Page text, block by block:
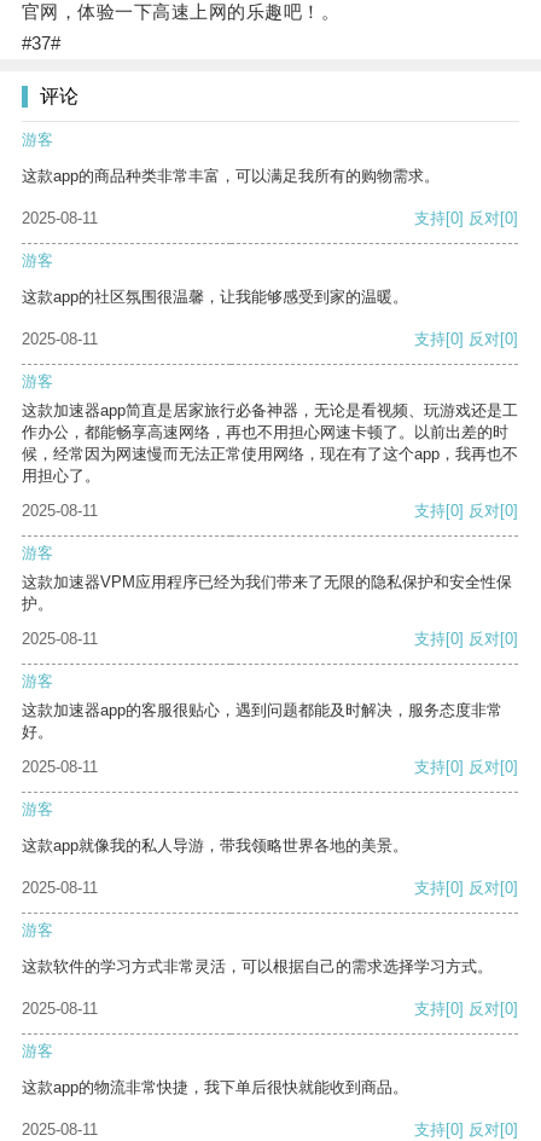
官网，体验一下高速上网的乐趣吧！。
#37#
评论
游客
这款app的商品种类非常丰富，可以满足我所有的购物需求。
2025-08-11 支持[0] 反对[0]
游客
这款app的社区氛围很温馨，让我能够感受到家的温暖。
2025-08-11 支持[0] 反对[0]
游客
这款加速器app简直是居家旅行必备神器，无论是看视频、玩游戏还是工
作办公，都能畅享高速网络，再也不用担心网速卡顿了。以前出差的时
候，经常因为网速慢而无法正常使用网络，现在有了这个app，我再也不
用担心了。
2025-08-11
支持[0] 反对[0]
游客
这款加速器VPM应用程序已经为我们带来了无限的隐私保护和安全性保
护。
2025-08-11
支持[0] 反对[0]
游客
这款加速器app的客服很贴心，遇到问题都能及时解决，服务态度非常
好。
2025-08-11
支持[0] 反对[0]
游客
这款app就像我的私人导游，带我领略世界各地的美景。
2025-08-11 支持[0] 反对[0]
游客
这款软件的学习方式非常灵活，可以根据自己的需求选择学习方式。
2025-08-11 支持[0] 反对[0]
游客
这款app的物流非常快捷，我下单后很快就能收到商品。
2025-08-11 支持[0] 反对[0]